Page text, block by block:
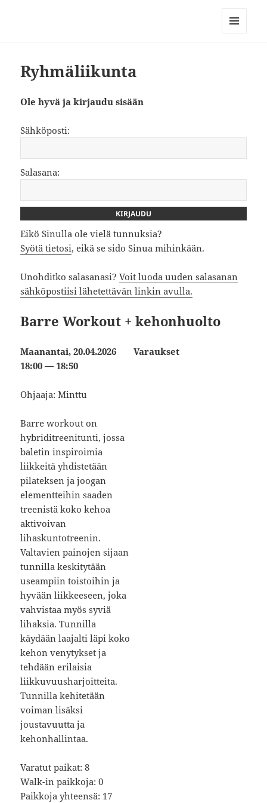
Ryhmäliikunta
Ole hyvä ja kirjaudu sisään
Sähköposti:
Salasana:
Eikö Sinulla ole vielä tunnuksia?
Syötä tietosi, eikä se sido Sinua mihinkään.
Unohditko salasanasi?Voit luoda uuden salasanan
sähköpostiisi lähetettävän linkin avulla.
Barre Workout + kehonhuolto
Maanantai, 20.04.2026
18:00 — 18:50
Ohjaaja: Minttu
Barre workout on
hybriditreenitunti, jossa
baletin inspiroimia
liikkeitä yhdistetään
pilateksen ja joogan
elementteihin saaden
treenistä koko kehoa
aktivoivan
lihaskuntotreenin.
Valtavien painojen sijaan
tunnilla keskitytään
useampiin toistoihin ja
hyvään liikkeeseen, joka
vahvistaa myös syviä
lihaksia. Tunnilla
käydään laajalti läpi koko
kehon venytykset ja
tehdään erilaisia
liikkuvuusharjoitteita.
Tunnilla kehitetään
voiman lisäksi
joustavuutta ja
kehonhallintaa.
Varatut paikat: 8
Walk-in paikkoja: 0
Paikkoja yhteensä: 17
Varaukset